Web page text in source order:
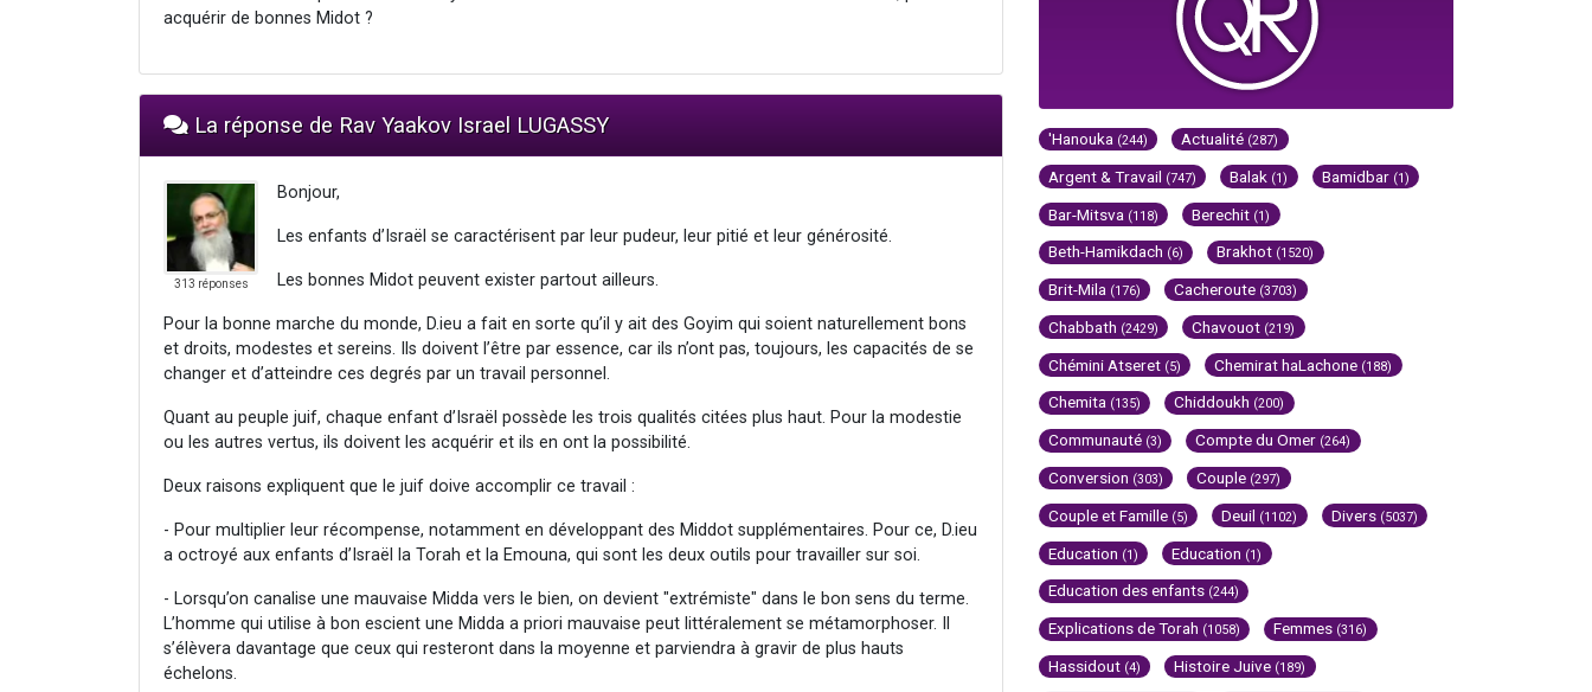
acquérir de bonnes Midot ?
La réponse de Rav Yaakov Israel LUGASSY
313 réponses
Bonjour,
Les enfants d’Israël se caractérisent par leur pudeur, leur pitié et leur générosité.
Les bonnes Midot peuvent exister partout ailleurs.
Pour la bonne marche du monde, D.ieu a fait en sorte qu’il y ait des Goyim qui soient naturellement bons
et droits, modestes et sereins. Ils doivent l’être par essence, car ils n’ont pas, toujours, les capacités de se
changer et d’atteindre ces degrés par un travail personnel.
Quant au peuple juif, chaque enfant d’Israël possède les trois qualités citées plus haut. Pour la modestie
ou les autres vertus, ils doivent les acquérir et ils en ont la possibilité.
Deux raisons expliquent que le juif doive accomplir ce travail :
- Pour multiplier leur récompense, notamment en développant des Middot supplémentaires. Pour ce, D.ieu
a octroyé aux enfants d’Israël la Torah et la Emouna, qui sont les deux outils pour travailler sur soi.
- Lorsqu’on canalise une mauvaise Midda vers le bien, on devient "extrémiste" dans le bon sens du terme.
L’homme qui utilise à bon escient une Midda a priori mauvaise peut littéralement se métamorphoser. Il
s’élèvera davantage que ceux qui resteront dans la moyenne et parviendra à gravir de plus hauts
échelons.
'Hanouka (244) Actualité (287)
Argent & Travail (747) Balak (1) Bamidbar (1)
Bar-Mitsva (118) Berechit (1)
Beth-Hamikdach (6) Brakhot (1520)
Brit-Mila (176) Cacheroute (3703)
Chabbath (2429) Chavouot (219)
Chémini Atseret (5) Chemirat haLachone (188)
Chemita (135) Chiddoukh (200)
Communauté (3) Compte du Omer (264)
Conversion (303) Couple (297)
Couple et Famille (5) Deuil (1102) Divers (5037)
Education (1) Education (1)
Education des enfants (244)
Explications de Torah (1058) Femmes (316)
Hassidout (4) Histoire Juive (189)